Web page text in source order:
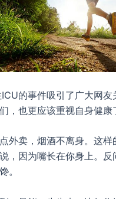
的事件吸引了广大网
，也更应该重视自身健康
外卖，烟酒不离身。这
，因为嘴长在你身上。
。